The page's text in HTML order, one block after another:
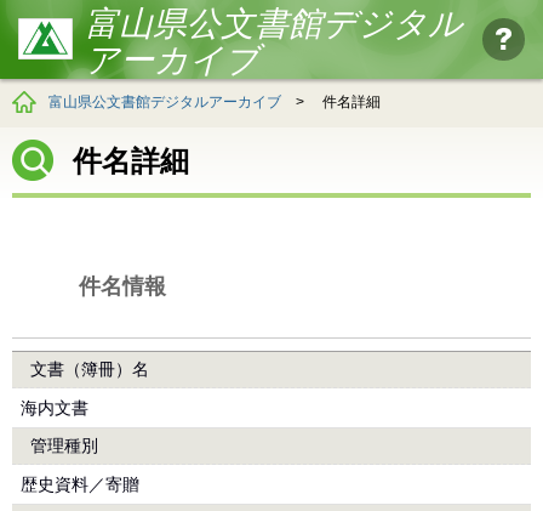
富山県公文書館デジタル
アーカイブ
富山県公文書館デジタルアーカイブ > 件名詳細
件名詳細
件名情報
文書（簿冊）名
海内文書
管理種別
歴史資料／寄贈